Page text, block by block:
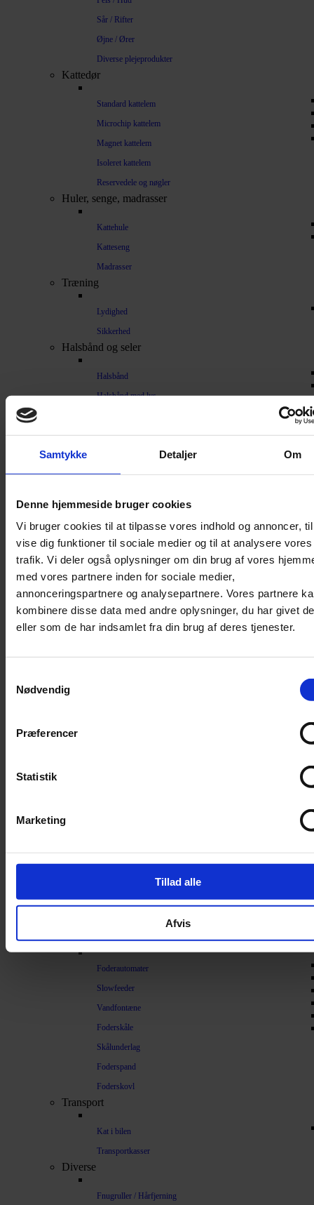
Samtykke Detaljer Om
Denne hjemmeside bruger cookies
Vi bruger cookies til at tilpasse vores indhold og annoncer,
vise dig funktioner til sociale medier og til at analysere vores
trafik. Vi deler også oplysninger om din brug af vores
med vores partnere inden for sociale medier,
annonceringspartnere og analysepartnere. Vores partnere
kombinere disse data med andre oplysninger, du har givet
eller som de har indsamlet fra din brug af deres tjenester.
Nødvendig
Præferencer
Statistik
Marketing
Tillad alle
Afvis
Sår / Rifter
Øjne / Ører
Diverse plejeprodukter
Kattedør
Standard kattelem
Microchip kattelem
Magnet kattelem
Isoleret kattelem
Reservedele og nøgler
Huler, senge, madrasser
Kattehule
Katteseng
Madrasser
Træning
Lydighed
Sikkerhed
Halsbånd og seler
Halsbånd
Halsbånd med lys
Kattetegn
Kattetoilet
Selvrensende toilet
Grusskovl
Luftrenser / Lugtfjerner
Affaldsposer
Kattegrus
Trimning
Mave / tarm
Sunde olier
Understøtning af gamle led
Skåle og automater
Foderautomater
Slowfeeder
Vandfontæne
Foderskåle
Skålunderlag
Foderspand
Foderskovl
Transport
Kat i bilen
Transportkasser
Diverse
Fnugruller / Hårfjerning